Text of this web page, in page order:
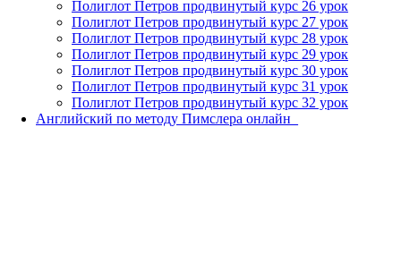
Полиглот Петров продвинутый курс 26 урок
Полиглот Петров продвинутый курс 27 урок
Полиглот Петров продвинутый курс 28 урок
Полиглот Петров продвинутый курс 29 урок
Полиглот Петров продвинутый курс 30 урок
Полиглот Петров продвинутый курс 31 урок
Полиглот Петров продвинутый курс 32 урок
Английский по методу Пимслера онлайн_